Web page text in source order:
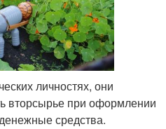
личностях, они
вторсырье при оформлении
средства.